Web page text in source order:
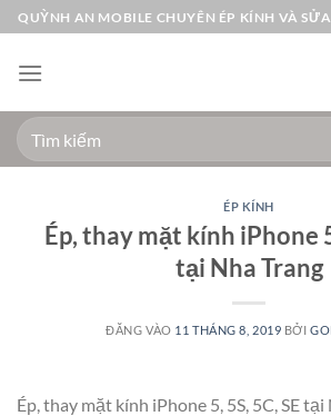
Bỏ
qua
nội
QUỲNH AN MOBILE CHUYÊN ÉP KÍNH VÀ
Tìm
kiếm:
ÉP KÍNH
Ép, thay mặt kính iPhone
tại Nha Trang
ĐĂNG VÀO 11 THÁNG 8, 2019 BỞI
Ép, thay mặt kính iPhone 5, 5S, 5C, SE tại